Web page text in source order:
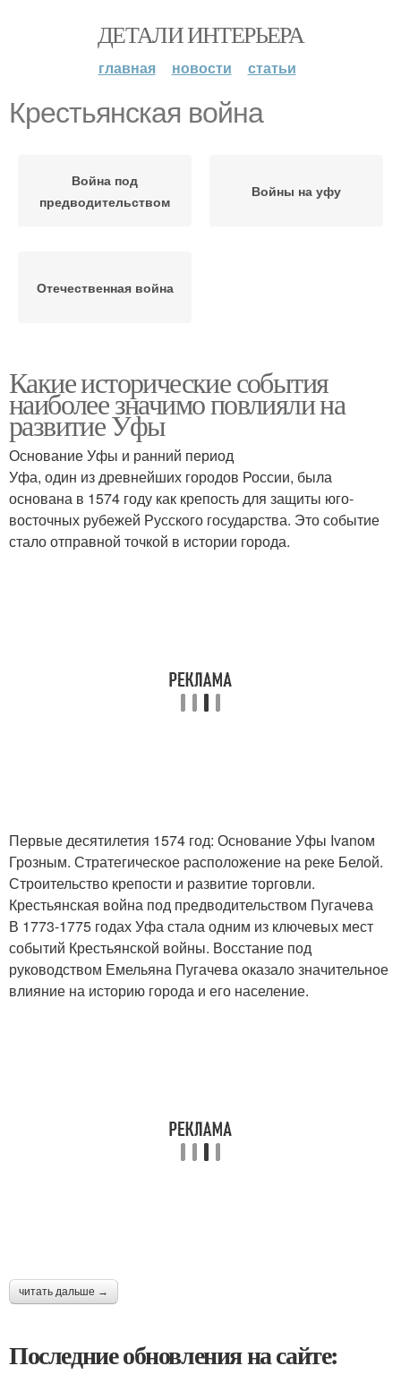
ДЕТАЛИ ИНТЕРЬЕРА
главная новости статьи
Крестьянская война
Война под
предводительством
Войны на уфу
Отечественная война
Какие исторические события
наиболее значимо повлияли на
развитие Уфы
Основание Уфы и ранний период
Уфа, один из древнейших городов России, была
основана в 1574 году как крепость для защиты юго-
восточных рубежей Русского государства. Это событие
стало отправной точкой в истории города.
Первые десятилетия 1574 год: Основание Уфы Ivanом
Грозным. Стратегическое расположение на реке Белой.
Строительство крепости и развитие торговли.
Крестьянская война под предводительством Пугачева
В 1773-1775 годах Уфа стала одним из ключевых мест
событий Крестьянской войны. Восстание под
руководством Емельяна Пугачева оказало значительное
влияние на историю города и его население.
читать дальше →
Последние обновления на сайте: